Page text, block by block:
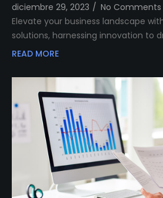
diciembre 29, 2023 / No Comments
Elevate your business landscape
solutions, harnessing innovation to
READ MORE